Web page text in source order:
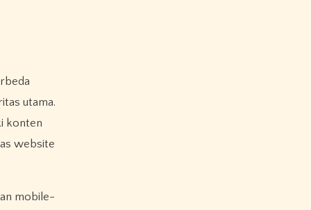
utama.
konten
website
mobile-